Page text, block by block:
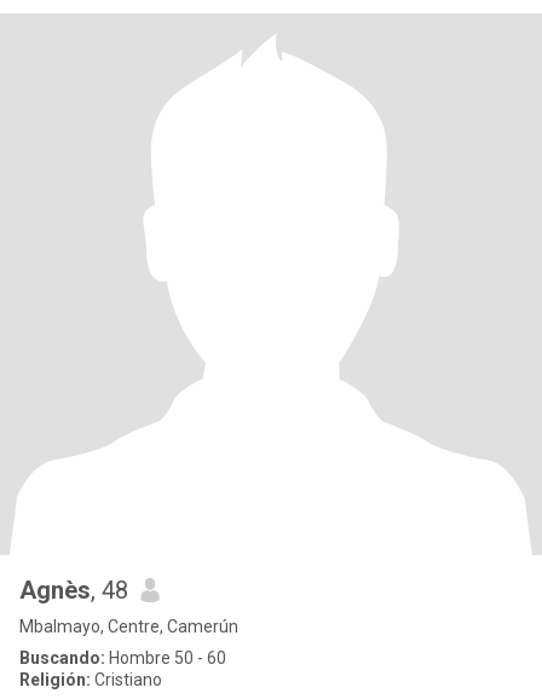
Agnès, 48
Mbalmayo, Centre, Camerún
Buscando: Hombre 50 - 60
Religión: Cristiano